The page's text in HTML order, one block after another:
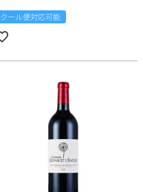
クール便対応可能